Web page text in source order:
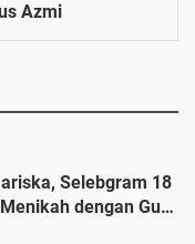
Azmi
Selebgram 18
dengan Gus